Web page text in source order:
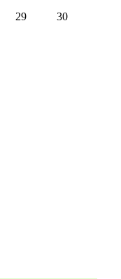
29
30